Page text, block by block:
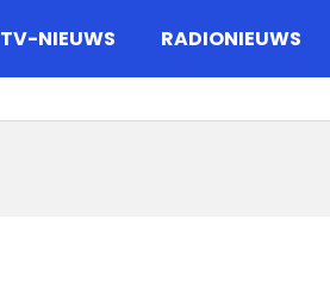
TV-NIEUWS RADIONIEUWS